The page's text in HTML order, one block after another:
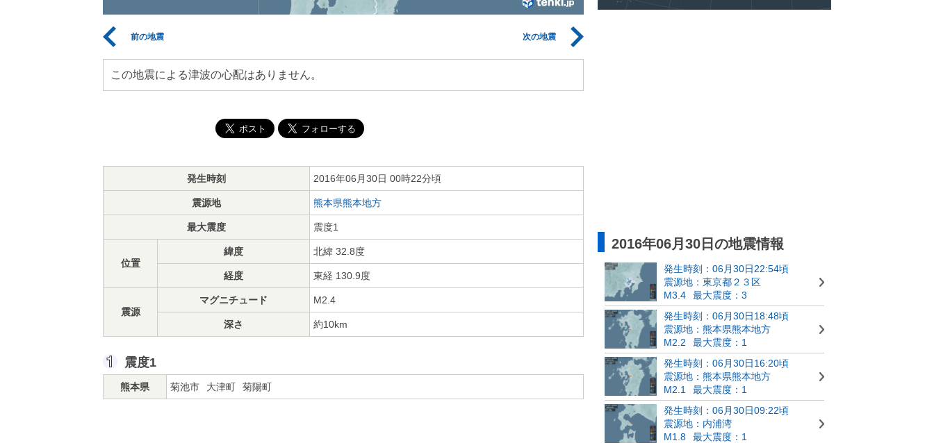
前の地震 次の地震
この地震による津波の心配はありません。
発生時刻 2016年06月30日 00時22分頃
震源地 熊本県熊本地方
最大震度 震度1
位置
緯度 北緯 32.8度
経度 東経 130.9度
震源
マグニチュード M2.4
深さ 約10km
震度1
熊本県 菊池市 大津町 菊陽町
2016年06月30日の地震情報
発生時刻：06月30日22:54頃
震源地：東京都２３区
M3.4
最大震度：3
発生時刻：06月30日18:48頃
震源地：熊本県熊本地方
M2.2
最大震度：1
発生時刻：06月30日16:20頃
震源地：熊本県熊本地方
M2.1
最大震度：1
発生時刻：06月30日09:22頃
震源地：内浦湾
M1.8
最大震度：1